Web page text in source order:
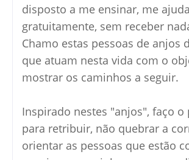
disposto a me ensinar, me
gratuitamente, sem receber
Chamo estas pessoas de anjos
que atuam nesta vida com o
mostrar os caminhos a seguir.
Inspirado nestes "anjos", faço o
para retribuir, não quebrar a
orientar as pessoas que estão